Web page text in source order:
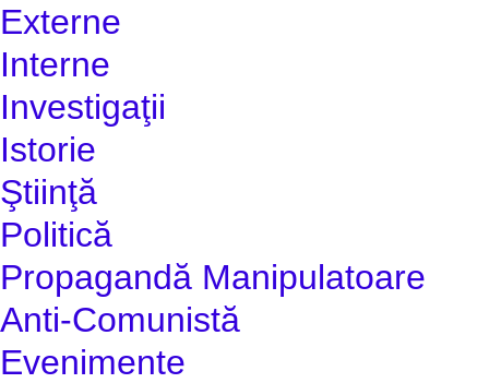
Externe
Interne
Investigaţii
Istorie
Ştiinţă
Politică
Propagandă Manipulatoare
Anti-Comunistă
Evenimente